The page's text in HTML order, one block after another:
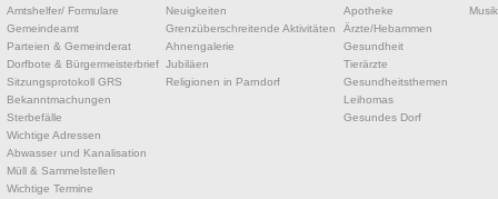
Amtshelfer/ Formulare
Gemeindeamt
Parteien & Gemeinderat
Dorfbote & Bürgermeisterbrief
Sitzungsprotokoll GRS
Bekanntmachungen
Sterbefälle
Wichtige Adressen
Abwasser und Kanalisation
Müll & Sammelstellen
Wichtige Termine
Neuigkeiten
Grenzüberschreitende Aktivitäten
Ahnengalerie
Jubiläen
Religionen in Parndorf
Apotheke
Ärzte/Hebammen
Gesundheit
Tierärzte
Gesundheitsthemen
Leihomas
Gesundes Dorf